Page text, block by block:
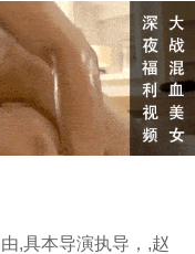
,具本导演执导，,赵